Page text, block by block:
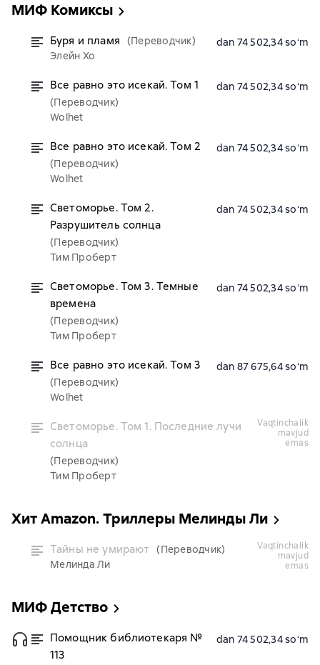
МИФ Комиксы
Буря и пламя
(Переводчик)
Элейн Хо
dan 74 502,34 soʻm
Все равно это исекай. Том 1
(Переводчик)
Wolhet
dan 74 502,34 soʻm
Все равно это исекай. Том 2
(Переводчик)
Wolhet
dan 74 502,34 soʻm
Светоморье. Том 2.
Разрушитель солнца
(Переводчик)
Тим Проберт
dan 74 502,34 soʻm
Светоморье. Том 3. Темные
времена
(Переводчик)
Тим Проберт
dan 74 502,34 soʻm
Все равно это исекай. Том 3
(Переводчик)
Wolhet
dan 87 675,64 soʻm
Светоморье. Том 1. Последние лучи
солнца
(Переводчик)
Тим Проберт
vaqtinchalik
mavjud
emas
Хит Amazon. Триллеры Мелинды Ли
Тайны не умирают
(Переводчик)
Мелинда Ли
vaqtinchalik
mavjud
emas
МИФ Детство
Помощник библиотекаря №
113
dan 74 502,34 soʻm